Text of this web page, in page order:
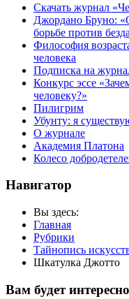
Скачать журнал
Джордано Бруно:
борьбе против
Философия
человека
Подписка на
Конкурс эссе
человеку?»
Пилигрим
Убунту: я
О журнале
Академия Платона
Колесо
Навигатор
Вы здесь:
Главная
Рубрики
Тайнопись
Шкатулка Джотто
Вам будет